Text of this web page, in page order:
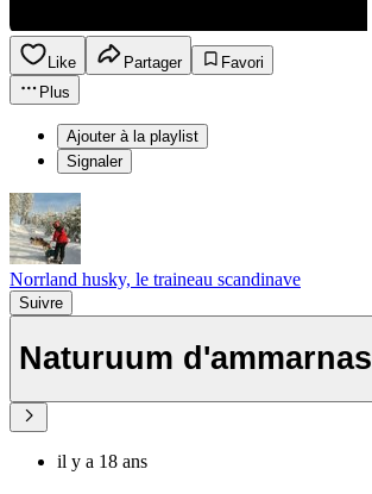
Like Partager
Favori
Plus
Ajouter à la playlist
Signaler
Norrland husky, le traineau scandinave
Suivre
Naturuum d'ammarnas
il y a 18 ans